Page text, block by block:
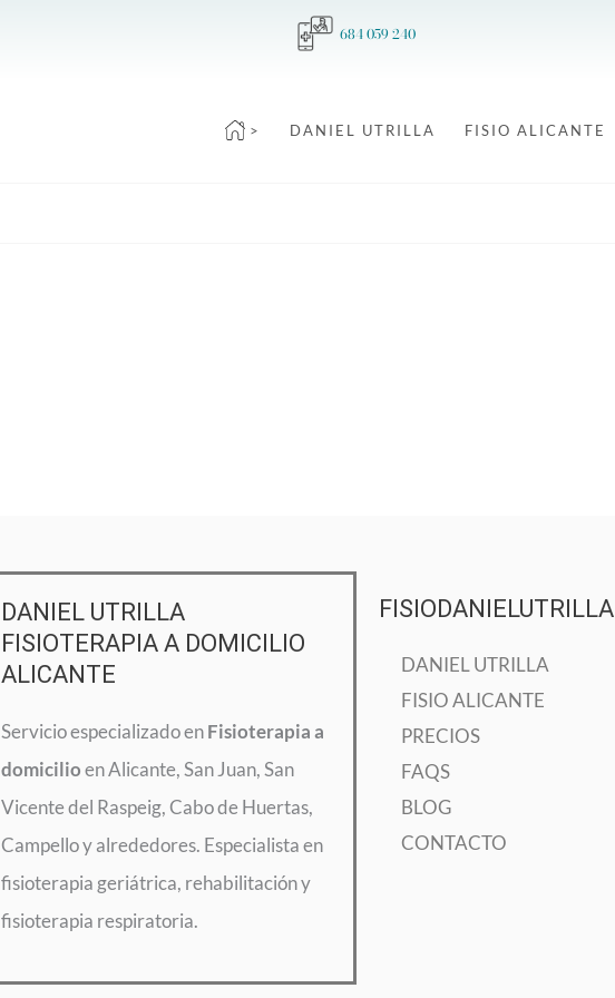
684 059 240
> DANIEL UTRILLA FISIO ALICANTE
DANIEL UTRILLA
FISIOTERAPIA A DOMICILIO
ALICANTE
Servicio especializado enFisioterapia a
domicilioen Alicante, San Juan, San
Vicente del Raspeig, Cabo de Huertas,
Campello y alrededores. Especialista en
fisioterapia geriátrica, rehabilitación y
fisioterapia respiratoria.
FISIODANIELUTRILLA
DANIEL UTRILLA
FISIO ALICANTE
PRECIOS
FAQS
BLOG
CONTACTO